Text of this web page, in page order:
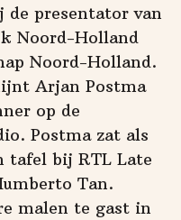
de presentator van
Noord-Holland
Noord-Holland.
Arjan Postma
op de
Postma zat als
tafel bij RTL Late
Tan.
malen te gast in